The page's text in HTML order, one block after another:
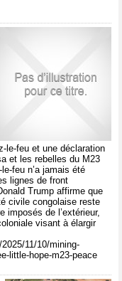
le-feu et une déclaration
et les rebelles du M23
feu n’a jamais été
lignes de front
Trump affirme que
civile congolaise reste
imposés de l’extérieur,
visant à élargir
11/10/mining-
little-hope-m23-peace